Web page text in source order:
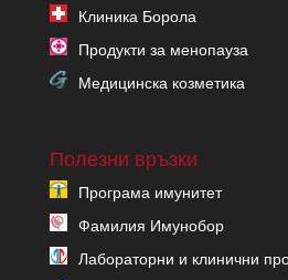
Клиника Борола
Продукти за менопауза
Медицинска козметика
Полезни връзки
Програма имунитет
Фамилия Имунобор
Лабораторни и клинични